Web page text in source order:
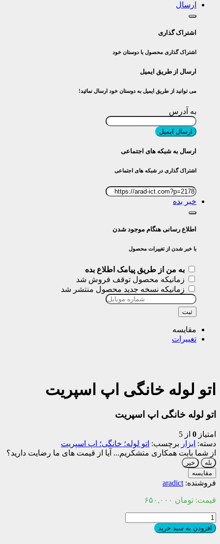
ارسال
اشتراک گذاری
اشتراک گذاری محصول با دوستان خود
ارسال از طریق ایمیل
می توانید از طریق ایمیل به دوستان خود ارسال نمائید!
به آدرس
ارسال ایمیل
ارسال به شبکه های اجتماعی
اشتراک گذاری در شبکه های اجتماعی
خبر بده
اطلاع رسانی هنگام موجود شدن
با خبر شدن از تغییرات محصول
به من از طریق پیامک اطلاع بده
زمانیکه محصول توقف فروش شد
زمانیکه نسخه جدید محصول منتشر شد
ثبت
مقایسه
تغییرات
اتو لوله خانگی اپ اسپریت
اتو لوله خانگی اپ اسپریت
امتیاز 0 از 5
دسته: ابزار برچسب: اتو لوله؛ خانگی؛ اپ اسپریت
از شما بابت همکاری متشکریم... آیا از قیمت های ما رضایت دارید؟
بله
خیر
مقایسه
فروشنده: aradict
قیمت: تومان
اتو
لوله
خانگی
افزودن به سبد خرید